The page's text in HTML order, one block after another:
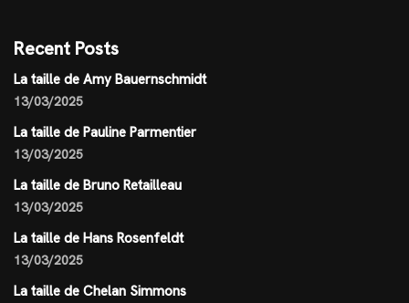
Recent Posts
La taille de Amy Bauernschmidt
13/03/2025
La taille de Pauline Parmentier
13/03/2025
La taille de Bruno Retailleau
13/03/2025
La taille de Hans Rosenfeldt
13/03/2025
La taille de Chelan Simmons